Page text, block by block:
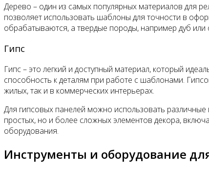
Дерево – один из самых популярных материалов для
позволяет использовать шаблоны для точности в
обрабатываются, а твердые породы, например дуб
Гипс
Гипс – это легкий и доступный материал, который
способность к деталям при работе с шаблонами.
жилых, так и в коммерческих интерьерах.
Для гипсовых панелей можно использовать
простых, но и более сложных элементов декора,
оборудования.
Инструменты и оборудование